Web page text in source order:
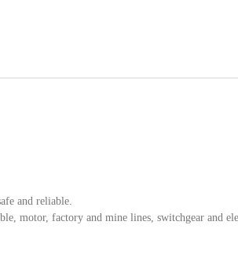
and reliable.
motor, factory and mine lines, switchgear and